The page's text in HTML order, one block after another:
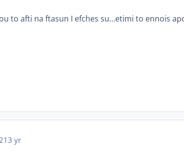
to afti na ftasun I efches su...etimi to ennois
13 yr